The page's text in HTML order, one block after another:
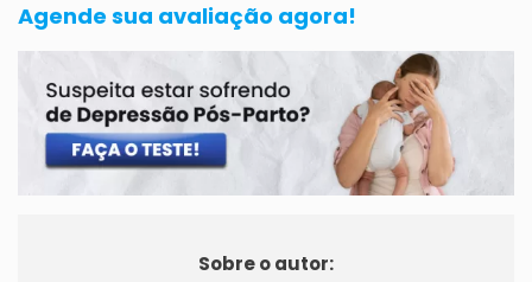
Agende sua avaliação agora!
Sobre o autor: